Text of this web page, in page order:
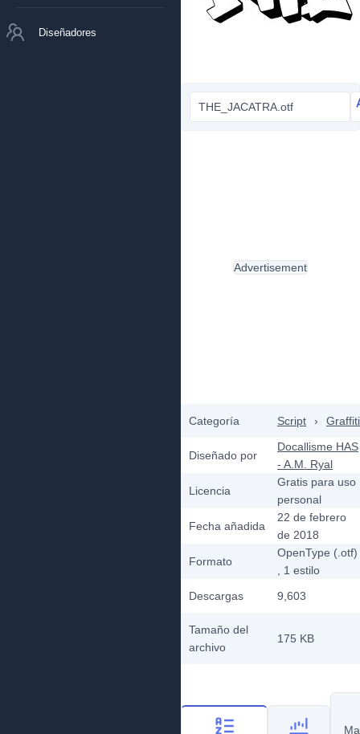
Diseñadores
THE_JACATRA.otf
Categoría Script › Graffiti
Diseñado por
Docallisme HAS
- A.M. Ryal
Licencia
Gratis para uso
personal
Fecha añadida
22 de febrero
de 2018
Formato
OpenType (.otf)
, 1 estilo
Descargas
9,603
Tamaño del
archivo
175 KB
Advertisement